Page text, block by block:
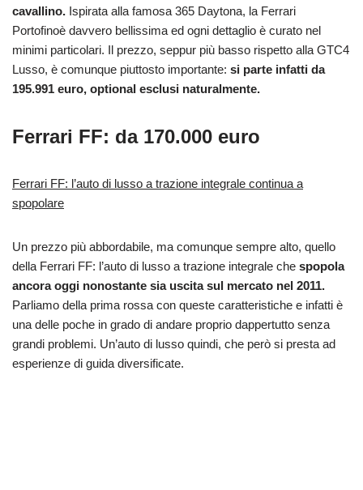
cavallino. Ispirata alla famosa 365 Daytona, la Ferrari
Portofinoè davvero bellissima ed ogni dettaglio è curato nel
minimi particolari. Il prezzo, seppur più basso rispetto alla GTC4
Lusso, è comunque piuttosto importante: si parte infatti da
195.991 euro, optional esclusi naturalmente.
Ferrari FF: da 170.000 euro
Ferrari FF: l’auto di lusso a trazione integrale continua a
spopolare
Un prezzo più abbordabile, ma comunque sempre alto, quello
della Ferrari FF: l’auto di lusso a trazione integrale che spopola
ancora oggi nonostante sia uscita sul mercato nel 2011.
Parliamo della prima rossa con queste caratteristiche e infatti è
una delle poche in grado di andare proprio dappertutto senza
grandi problemi. Un’auto di lusso quindi, che però si presta ad
esperienze di guida diversificate.